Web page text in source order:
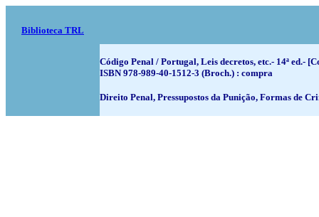
Biblioteca TRL
Código Penal / Portugal, Leis decretos, etc.- 14ª ed.-
ISBN 978-989-40-1512-3 (Broch.) : compra
Direito Penal, Pressupostos da Punição, Formas de